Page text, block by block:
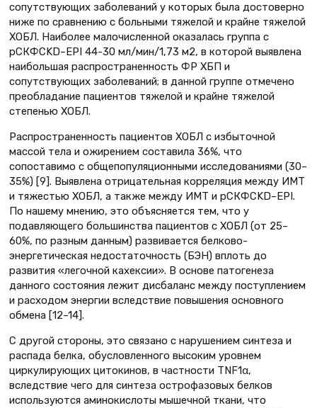
сопутствующих заболеваний у которых была достоверно
ниже по сравнению с больными тяжелой и крайне тяжелой
ХОБЛ. Наиболее малочисленной оказалась группа с
рСКФCKD–EPI 44-30 мл/мин/1,73 м2, в которой выявлена
наибольшая распространенность ФР ХБП и
сопутствующих заболеваний; в данной группе отмечено
преобладание пациентов тяжелой и крайне тяжелой
степенью ХОБЛ.
Распространенность пациентов ХОБЛ с избыточной
массой тела и ожирением составила 36%, что
сопоставимо с общепопуляционными исследованиями (30–
35%) [9]. Выявлена отрицательная корреляция между ИМТ
и тяжестью ХОБЛ, а также между ИМТ и рСКФCKD–EPI.
По нашему мнению, это объясняется тем, что у
подавляющего большинства пациентов с ХОБЛ (от 25–
60%, по разным данным) развивается белково-
энергетическая недостаточность (БЭН) вплоть до
развития «легочной кахексии». В основе патогенеза
данного состояния лежит дисбаланс между поступлением
и расходом энергии вследствие повышения основного
обмена [12–14].
С другой стороны, это связано с нарушением синтеза и
распада белка, обусловленного высоким уровнем
циркулирующих цитокинов, в частности TNF1α,
вследствие чего для синтеза острофазовых белков
используются аминокислоты мышечной ткани, что